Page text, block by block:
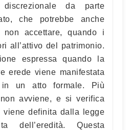
da parte
che potrebbe anche
accettare, quando i
all’attivo del patrimonio.
espressa quando la
erede viene manifestata
un atto formale. Più
avviene, e si verifica
viene definita dalla legge
dell’eredità. Questa